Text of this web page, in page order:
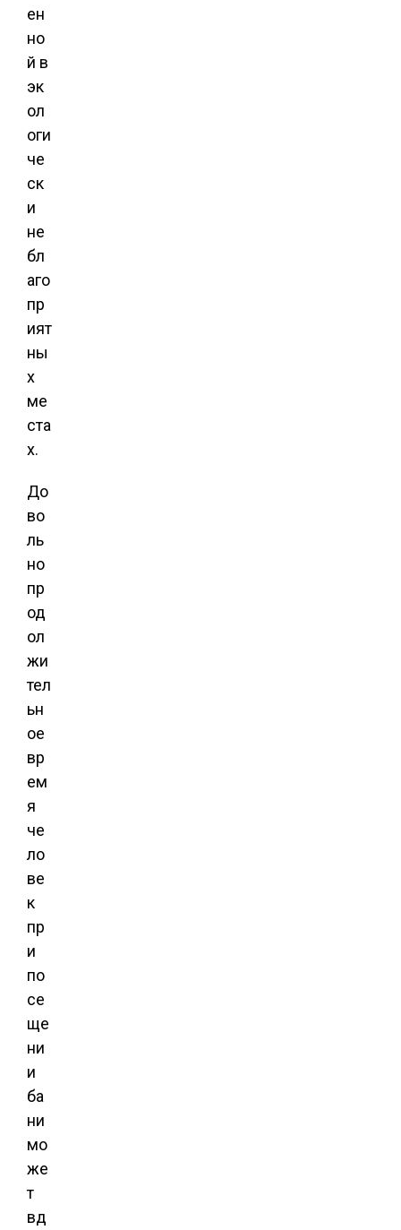
ен
но
й в
эк
ол
оги
че
ск
и
не
бл
аго
пр
ият
ны
х
ме
ста
х.
До
во
ль
но
пр
од
ол
жи
тел
ьн
ое
вр
ем
я
че
ло
ве
к
пр
и
по
се
ще
ни
и
ба
ни
мо
же
т
вд